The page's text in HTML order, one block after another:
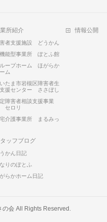
所紹介
者支援施設 どうかん
能型事業所 ぽとふ館
ープホーム ほがらか
ム
たま市岩槻区障害者生
援センター ささぼし
障害者相談支援事業
セロリ
介護事業所 まるみっ
情報公開
ッフブログ
かん日記
りのぽとふ
らかホーム日記
の会 All Rights Reserved.